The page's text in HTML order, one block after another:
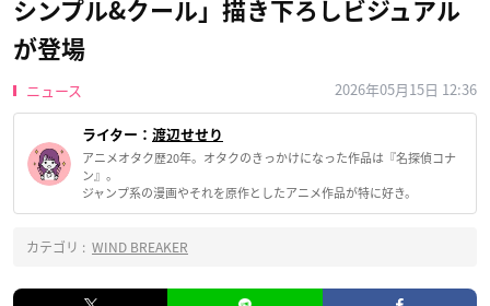
シンプル&クール」描き下ろしビジュアル
が登場
ニュース 2026年05月15日 12:36
ライター： 渡辺せせり
アニメオタク歴20年。オタクのきっかけになった作品は『名探偵コナ
ン』。
ジャンプ系の漫画やそれを原作としたアニメ作品が特に好き。
カテゴリ : WIND BREAKER